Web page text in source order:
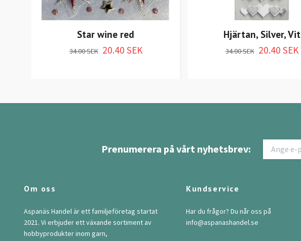
Star wine red
34.00 SEK 20.40 SEK
Hjärtan, Silver, Vit
34.00 SEK 20.40 SEK
Prenumerera på vårt nyhetsbrev:
Om oss
Aspanäs Handel är ett familjeföretag startat
2021. Vi erbjuder ett växande sortiment av
hobbyprodukter inom garn,
Kundservice
Har du frågor? Du når oss på
info@aspanashandel.se